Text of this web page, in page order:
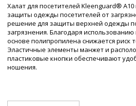
Халат для посетителей Kleenguard®
защиты одежды посетителей от
решение для защиты верхней одежды
загрязнения. Благодаря
основе полипропилена снижается риск
Эластичные элементы манжет и
пластиковые кнопки обеспечивают
ношения.